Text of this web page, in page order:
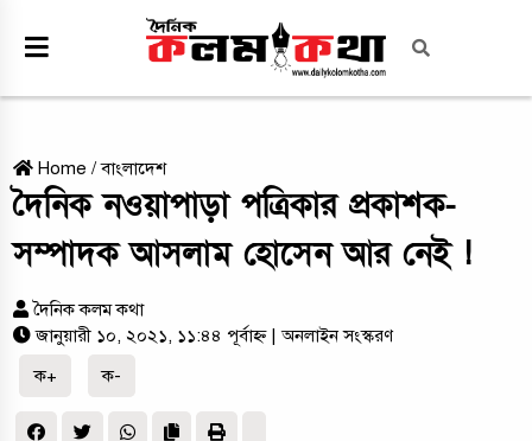
Home /বাংলাদেশ
দৈনিক নওয়াপাড়া পত্রিকার প্রকাশক-
সম্পাদক আসলাম হোসেন আর নেই !
দৈনিক কলম কথা
জানুয়ারী ১০, ২০২১, ১১:৪৪ পূর্বাহ্ন
| অনলাইন সংস্করণ
ক+
ক-